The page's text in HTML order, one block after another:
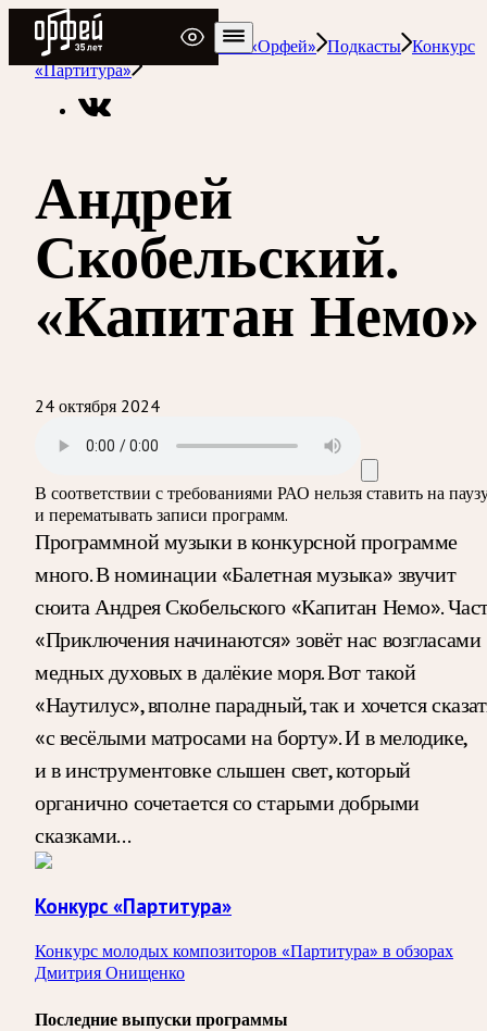
Радио Орфей
Радио классической музыки «Орфей» Подкасты Конкурс
«Партитура»
Андрей
Скобельский.
«Капитан Немо»
24 октября 2024
В соответствии с требованиями РАО нельзя ставить на
и перематывать записи программ.
Программной музыки в конкурсной программе
много. В номинации «Балетная музыка» звучит
сюита Андрея Скобельского «Капитан Немо».
«Приключения начинаются» зовёт нас возгласами
медных духовых в далёкие моря. Вот такой
«Наутилус», вполне парадный, так и хочется
«с весёлыми матросами на борту». И в мелодике,
и в инструментовке слышен свет, который
органично сочетается со старыми добрыми
сказками…
Конкурс «Партитура»
Конкурс молодых композиторов «Партитура» в обзорах
Дмитрия Онищенко
Последние выпуски программы